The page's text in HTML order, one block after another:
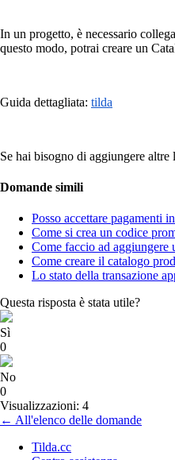
In un progetto, è necessario
questo modo, potrai creare un
Guida dettagliata: tilda
Se hai bisogno di aggiungere
Domande simili
Posso accettare pagamenti
Come si crea un codice
Come faccio ad
Come creare il catalogo
Lo stato della transazione
Questa risposta è stata utile?
Sì
0
No
0
Visualizzazioni: 4
← All'elenco delle domande
Tilda.cc